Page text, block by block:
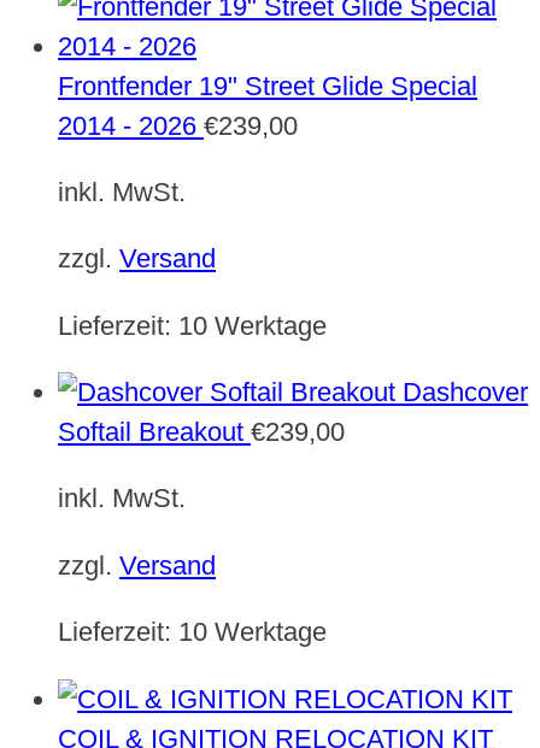
Frontfender 19" Street Glide Special
2014 - 2026 €239,00
inkl. MwSt.
zzgl. Versand
Lieferzeit: 10 Werktage
Dashcover
Softail Breakout €239,00
inkl. MwSt.
zzgl. Versand
Lieferzeit: 10 Werktage
COIL & IGNITION RELOCATION KIT